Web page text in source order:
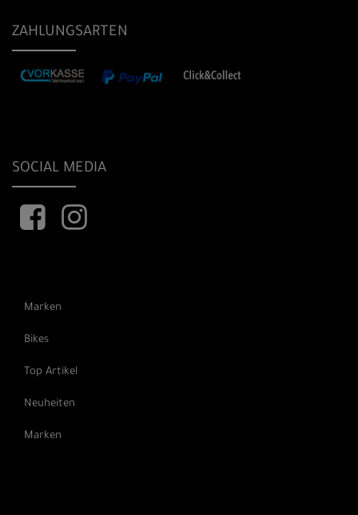
ZAHLUNGSARTEN
SOCIAL MEDIA
Marken
Bikes
Top Artikel
Neuheiten
Marken